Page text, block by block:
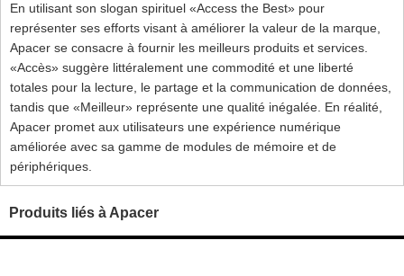
En utilisant son slogan spirituel «Access the Best» pour
représenter ses efforts visant à améliorer la valeur de la marque,
Apacer se consacre à fournir les meilleurs produits et services.
«Accès» suggère littéralement une commodité et une liberté
totales pour la lecture, le partage et la communication de données,
tandis que «Meilleur» représente une qualité inégalée. En réalité,
Apacer promet aux utilisateurs une expérience numérique
améliorée avec sa gamme de modules de mémoire et de
périphériques.
Produits liés à Apacer